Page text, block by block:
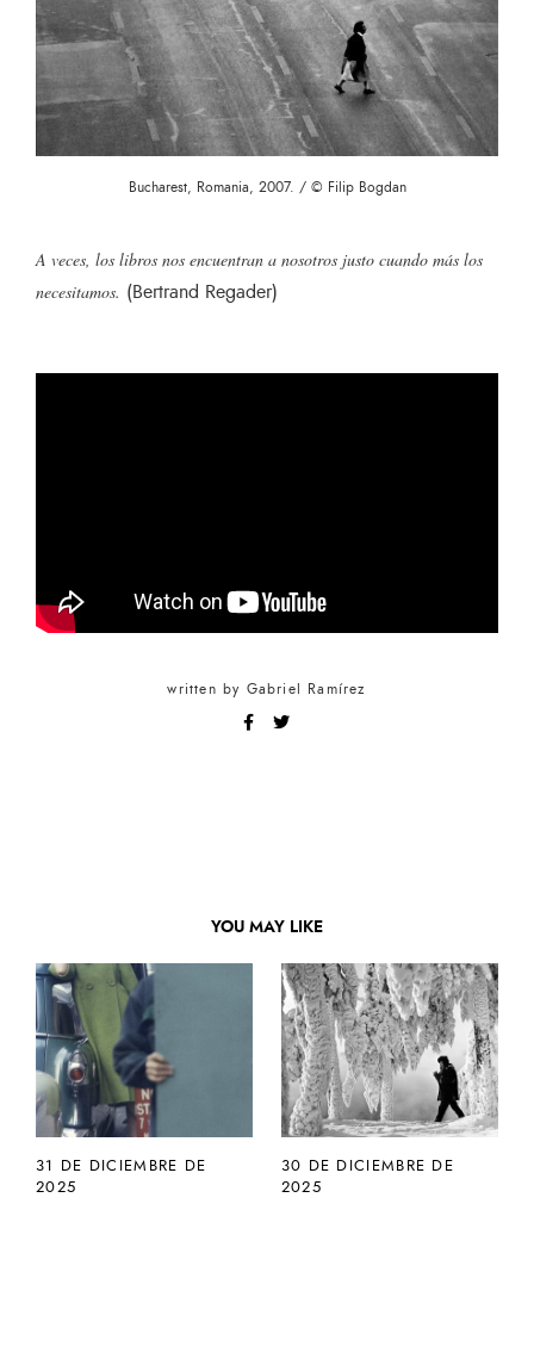
Bucharest, Romania, 2007. / © Filip Bogdan
A veces, los libros nos encuentran a nosotros justo cuando más los
necesitamos. (Bertrand Regader)
written by Gabriel Ramírez
YOU MAY LIKE
31 DE DICIEMBRE DE
2025
30 DE DICIEMBRE DE
2025